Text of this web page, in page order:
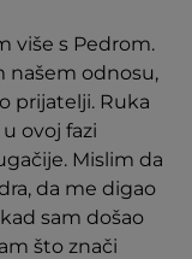
više s Pedrom.
našem odnosu,
prijatelji. Ruka
ovoj fazi
Mislim da
da me digao
sam došao
što znači